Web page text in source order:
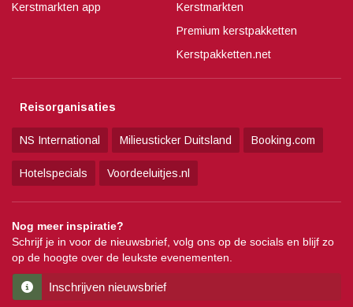
Kerstmarkten app
Kerstmarkten
Premium kerstpakketten
Kerstpakketten.net
Reisorganisaties
NS International Milieusticker Duitsland Booking.com
Hotelspecials Voordeeluitjes.nl
Nog meer inspiratie?
Schrijf je in voor de nieuwsbrief, volg ons op de socials en blijf zo
op de hoogte over de leukste evenementen.
Inschrijven nieuwsbrief